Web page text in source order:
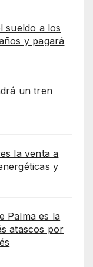
sueldo a los
y pagará
un tren
la venta a
y
Palma es la
atascos por